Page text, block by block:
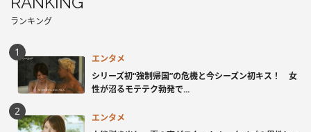
ランキング
エンタメ
シリーズ初“強制帰国”の危機と今シーズン初キス！ 女
性が沼るモテテク勃発で...
エンタメ